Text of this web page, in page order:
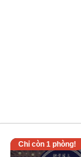
Chỉ còn 1phòng!